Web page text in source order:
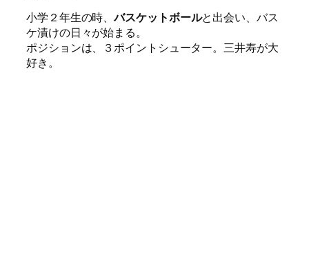
小学２年生の時、バスケットボールと出会い、バス
ケ漬けの日々が始まる。
ポジションは、３ポイントシューター。三井寿が大
好き。